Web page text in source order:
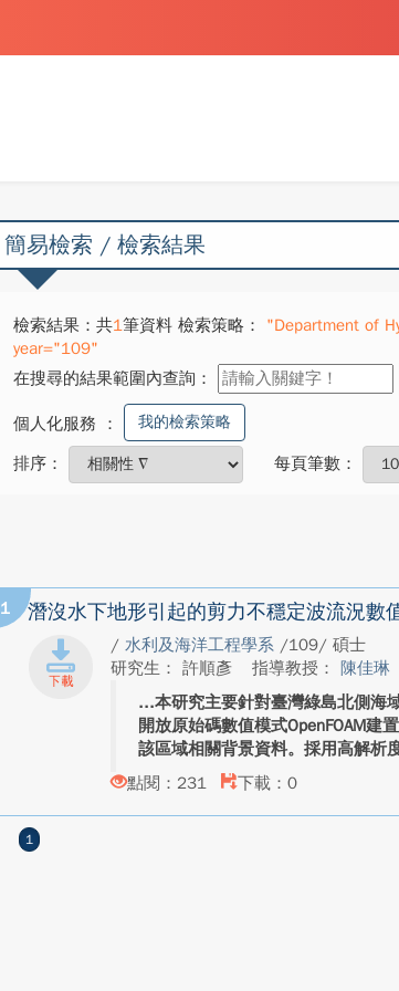
簡易檢索 / 檢索結果
檢索結果：共1筆資料 檢索策略：
"Department of
year="109"
在搜尋的結果範圍內查詢：
個人化服務 ： 我的檢索策略
排序： 每頁筆數：
1 潛沒水下地形引起的剪力不穩定波流況數
/ 水利及海洋工程學系 /109/ 碩士
研究生： 許順彥
指導教授： 陳佳琳
本研究主要針對臺灣綠島北側海
開放原始碼數值模式OpenFOAM建
該區域相關背景資料。採用高解析
點閱：231
下載：0
1